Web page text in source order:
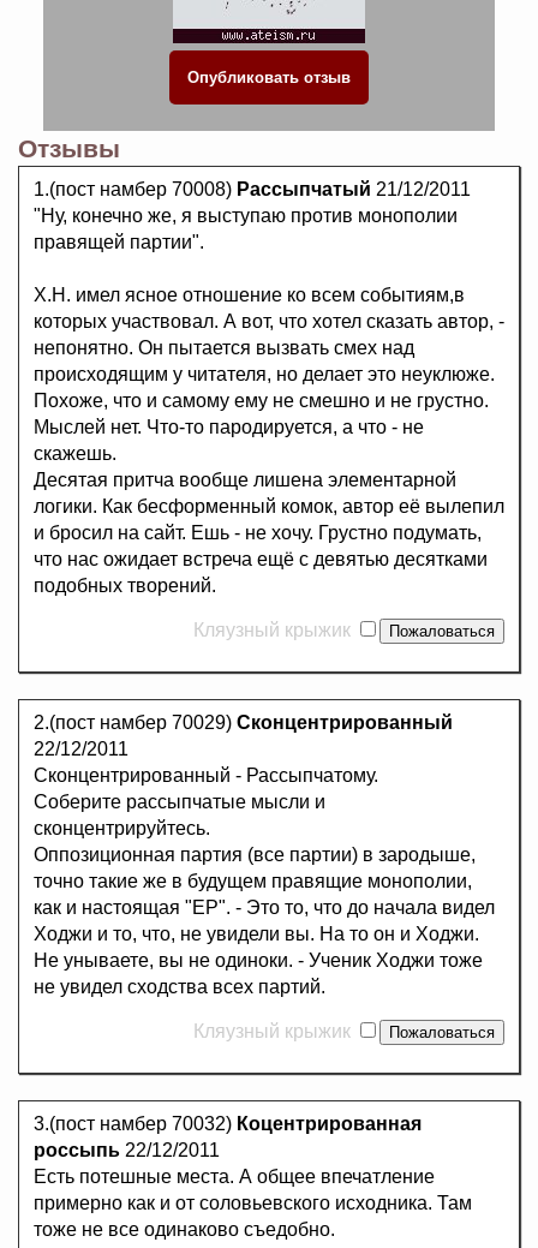
Отзывы
1.(пост намбер 70008) Рассыпчатый 21/12/2011
"Ну, конечно же, я выступаю против монополии
правящей партии".
Х.Н. имел ясное отношение ко всем событиям,в
которых участвовал. А вот, что хотел сказать автор, -
непонятно. Он пытается вызвать смех над
происходящим у читателя, но делает это неуклюже.
Похоже, что и самому ему не смешно и не грустно.
Мыслей нет. Что-то пародируется, а что - не
скажешь.
Десятая притча вообще лишена элементарной
логики. Как бесформенный комок, автор её вылепил
и бросил на сайт. Ешь - не хочу. Грустно подумать,
что нас ожидает встреча ещё с девятью десятками
подобных творений.
Кляузный крыжик
2.(пост намбер 70029) Сконцентрированный
22/12/2011
Сконцентрированный - Рассыпчатому.
Соберите рассыпчатые мысли и
сконцентрируйтесь.
Оппозиционная партия (все партии) в зародыше,
точно такие же в будущем правящие монополии,
как и настоящая "ЕР". - Это то, что до начала видел
Ходжи и то, что, не увидели вы. На то он и Ходжи.
Не унываете, вы не одиноки. - Ученик Ходжи тоже
не увидел сходства всех партий.
Кляузный крыжик
3.(пост намбер 70032) Коцентрированная
россыпь 22/12/2011
Есть потешные места. А общее впечатление
примерно как и от соловьевского исходника. Там
тоже не все одинаково съедобно.